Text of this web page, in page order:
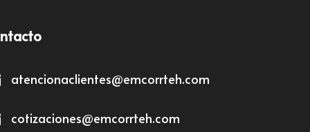
atencionaclientes@emcorrteh.com
cotizaciones@emcorrteh.com